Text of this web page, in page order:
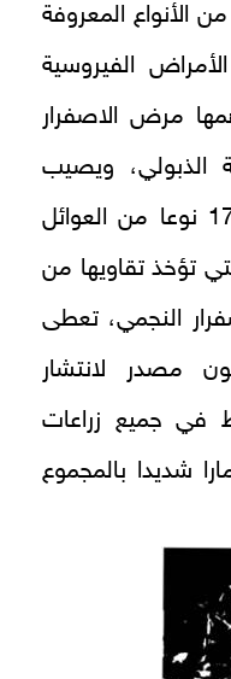
الأنواع المعروفة
الفيروسية
مرض الاصفرار
الذبولي، ويصيب
الاصفرار النجمي أكثر من 175 نوعا من العوائل
تؤخذ تقاويها من
النجمي، تعطى
مصدر لانتشار
في جميع زراعات
شديدا بالمجموع